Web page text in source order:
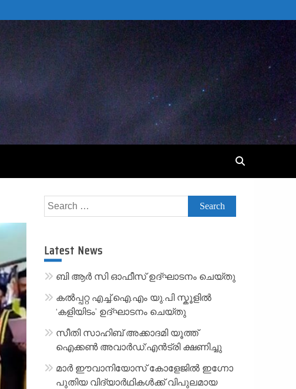
Search
for:
Latest News
ബി ആർ സി ഓഫീസ് ഉദ്ഘാടനം ചെയ്തു
കൽപ്പറ്റ എച്ച്.ഐ.എം യു.പി സ്കൂ‌ളിൽ
‘കളിയിടം’ ഉദ്ഘാടനം ചെയ്തു
സീതി സാഹിബ് അക്കാദമി യൂത്ത്
ഐക്കൺ അവാർഡ്:എൻട്രി ക്ഷണിച്ചു
മാർ ഈവാനിയോസ് കോളേജിൽ ഇഗ്നോ
പുതിയ വിദ്യാർഥികൾക്ക് വിപുലമായ